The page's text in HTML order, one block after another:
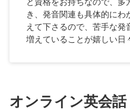
き、発音関連も具体的にわ
えて下さるので、苦手な
増えていることが嬉しい日
オンライン英会